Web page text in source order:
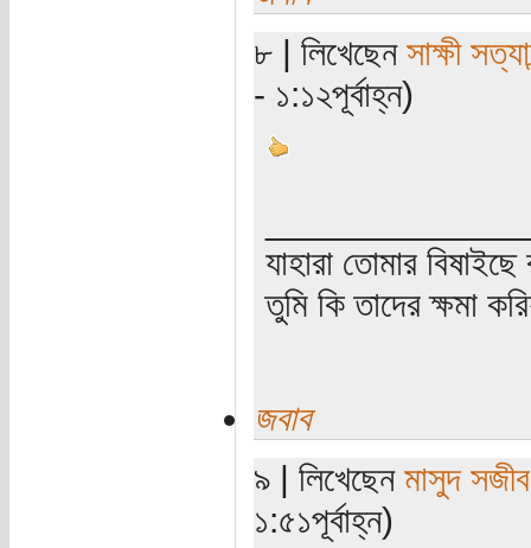
৮ | লিখেছেন সাক্ষী
- ১:১২পূর্বাহ্ন)
যাহারা তোমার
তুমি কি তাদের ক্ষমা
জবাব
৯ | লিখেছেন মাসুদ সজীব
১:৫১পূর্বাহ্ন)